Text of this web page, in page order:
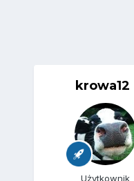
krowa12
Użytkownik